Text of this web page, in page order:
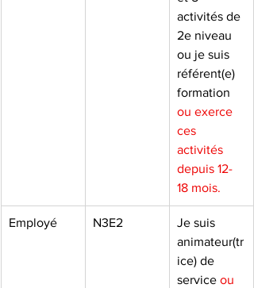
activités de
2e niveau
ou je suis
référent(e)
formation
ou exerce
ces
activités
depuis 12-
18 mois.
Employé N3E2
Je suis
animateur(tr
ice) de
service ou